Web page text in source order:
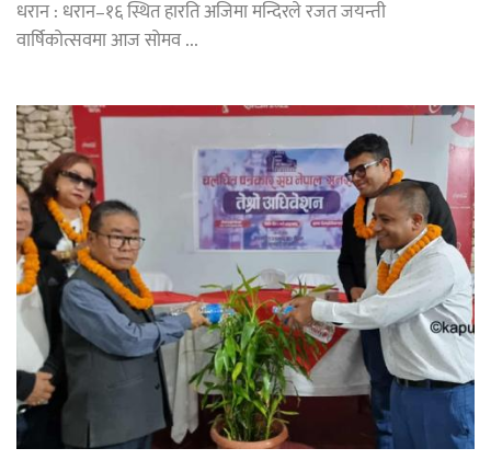
धरान : धरान–१६ स्थित हारति अजिमा मन्दिरले रजत जयन्ती
वार्षिकोत्सवमा आज सोमव ...